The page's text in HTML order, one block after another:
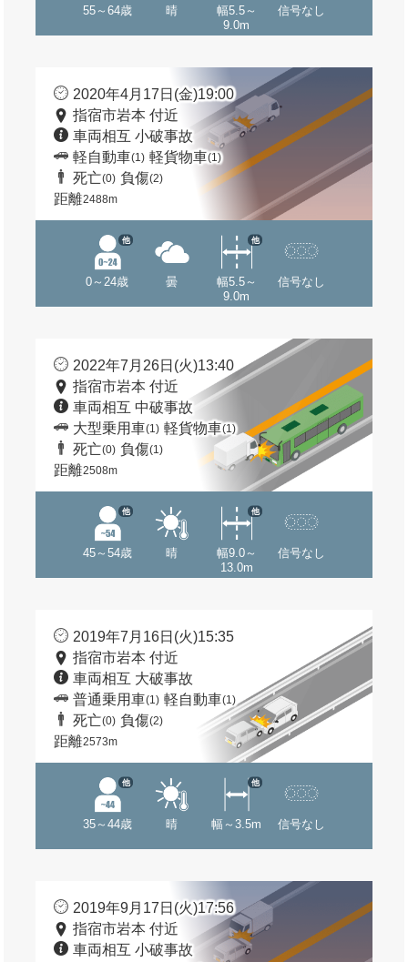
55～64歳 晴
幅5.5～
9.0m
信号なし
2020年4月17日(金)19:00
指宿市岩本 付近
車両相互 小破事故
軽自動車(1) 軽貨物車(1)
死亡(0) 負傷(2)
距離2488m
0～24歳
他
曇
幅5.5～
9.0m
他
信号なし
2022年7月26日(火)13:40
指宿市岩本 付近
車両相互 中破事故
大型乗用車(1) 軽貨物車(1)
死亡(0) 負傷(1)
距離2508m
45～54歳
他
晴
幅9.0～
13.0m
他
信号なし
2019年7月16日(火)15:35
指宿市岩本 付近
車両相互 大破事故
普通乗用車(1) 軽自動車(1)
死亡(0) 負傷(2)
距離2573m
35～44歳
他
晴 幅～3.5m
他
信号なし
2019年9月17日(火)17:56
指宿市岩本 付近
車両相互 小破事故